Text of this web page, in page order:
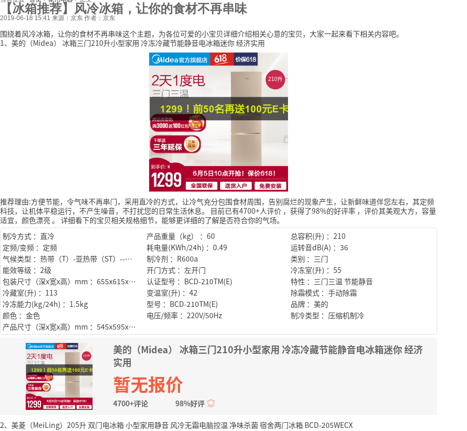
【冰箱推荐】风冷冰箱，让你的食材不再串味
2019-06-18 15:41 来源：京东 作者：京东
围绕着风冷冰箱，让你的食材不再串味这个主题，为各位可爱的小宝贝详细介绍相关心意的宝贝，大家一起来看下相关内容吧。
1、美的（Midea） 冰箱三门210升小型家用 冷冻冷藏节能静音电冰箱迷你 经济实用
推荐理由:方便节能，令气味不再串门，采用直冷的方式，让冷气充分包围食材周围，告别腐烂的现象产生，让新鲜味道伴您左右，其定频
科技，让机体平稳运行，不产生噪音，不打扰您的日常生活休息。
目前已有4700+人评价 ，获得了98%的好评率 ，评价其美观大方，容量
适宜，颜色漂亮 。 详细看下的宝贝相关规格细节，能够更详细的了解是否符合你的气场。
制冷方式 ：直冷
产品重量（kg） ：60
总容积(升) ：210
定频/变频 ：定频
耗电量(KWh/24h) ：0.49
运转音dB(A) ：36
气候类型 ：热带（T）-亚热带（ST）--温带（N）－亚温带型（SN）
制冷剂 ：R600a
类别 ：三门
能效等级 ：2级
开门方式 ：左开门
冷冻室(升) ：55
包装尺寸（深x宽x高）mm ：655x615x1855
认证型号 ：BCD-210TM(E)
特性 ：三门三温 节能静音
冷藏室(升) ：113
变温室(升) ：42
除霜模式 ：手动除霜
冷冻能力(kg/24h) ：1.5kg
型号 ：BCD-210TM(E)
品牌 ：美的
颜色 ：金色
电压/频率 ：220V/50Hz
制冷类型 ：压缩机制冷
产品尺寸（深x宽x高）mm ：545x595x1759
美的（Midea） 冰箱三门210升小型家用 冷冻冷藏节能静音电冰箱迷你 经济
实用
暂无报价
4700+评论 98%好评
2、美菱（MeiLing）205升 双门电冰箱 小型家用静音 风冷无霜电脑控温 净味杀菌 宿舍两门冰箱 BCD-205WECX